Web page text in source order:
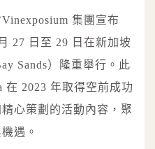
集團宣布
27 日至 29 日在新加坡
Sands）隆重舉行。此
在 2023 年取得空前成功
心策劃的活動內容，聚
遇。